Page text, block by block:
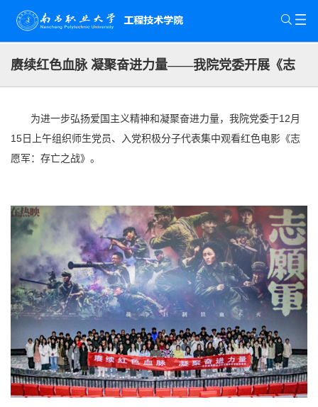
赓续红色血脉 凝聚奋进力量——我院党委开展《志
为进一步弘扬爱国主义精神和凝聚奋进力量，我院党委于12月
15日上午组织师生党员、入党积极分子代表集中观看红色电影《志
愿军：存亡之战》。